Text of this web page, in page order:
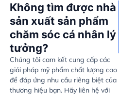
Không tìm được nhà
sản xuất sản phẩm
chăm sóc cá nhân lý
tưởng?
Chúng tôi cam kết cung cấp các
giải pháp mỹ phẩm chất lượng cao
để đáp ứng nhu cầu riêng biệt của
thương hiệu bạn. Hãy liên hệ với